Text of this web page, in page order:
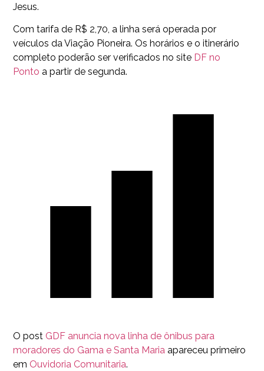
Jesus.
Com tarifa de R$ 2,70, a linha será operada por
veículos da Viação Pioneira. Os horários e o itinerário
completo poderão ser verificados no site DF no
Ponto a partir de segunda.
O post GDF anuncia nova linha de ônibus para
moradores do Gama e Santa Maria apareceu primeiro
em Ouvidoria Comunitaria.